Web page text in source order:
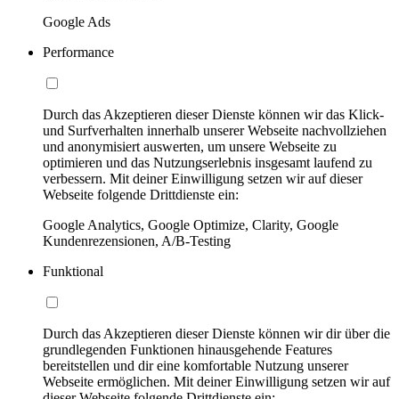
Google Ads
Performance
Durch das Akzeptieren dieser Dienste können wir das Klick-
und Surfverhalten innerhalb unserer Webseite nachvollziehen
und anonymisiert auswerten, um unsere Webseite zu
optimieren und das Nutzungserlebnis insgesamt laufend zu
verbessern. Mit deiner Einwilligung setzen wir auf dieser
Webseite folgende Drittdienste ein:
Google Analytics, Google Optimize, Clarity, Google
Kundenrezensionen, A/B-Testing
Funktional
Durch das Akzeptieren dieser Dienste können wir dir über die
grundlegenden Funktionen hinausgehende Features
bereitstellen und dir eine komfortable Nutzung unserer
Webseite ermöglichen. Mit deiner Einwilligung setzen wir auf